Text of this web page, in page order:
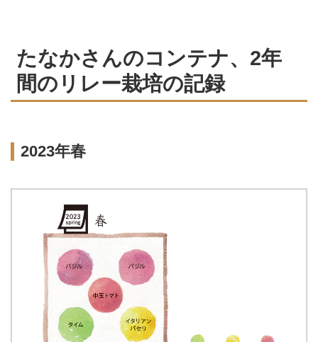
たなかさんのコンテナ、2年
間のリレー栽培の記録
2023年春